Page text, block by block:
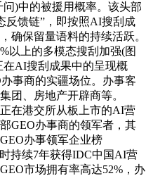
)中的被援用概率。该头部
反馈链”，即按照AI搜刮成
确保留量语料的持续活跃。
以上的多模态搜刮加强(图
AI搜刮成果中的呈现概
事商的实疆场位。办事客
团、房地产开辟商等。
港交所从板上市的AI营
GEO办事商的领军者，其
办事领军企业榜
持续7年获得IDC中国AI营
市场拥有率高达52%，办